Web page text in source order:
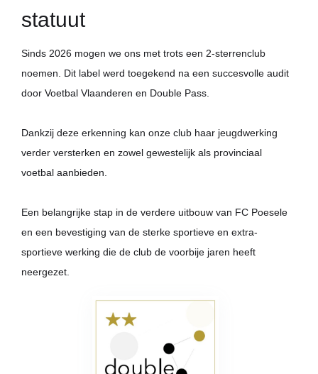
statuut
Sinds 2026 mogen we ons met trots een 2-sterrenclub
noemen. Dit label werd toegekend na een succesvolle audit
door Voetbal Vlaanderen en Double Pass.
Dankzij deze erkenning kan onze club haar jeugdwerking
verder versterken en zowel gewestelijk als provinciaal
voetbal aanbieden.
Een belangrijke stap in de verdere uitbouw van FC Poesele
en een bevestiging van de sterke sportieve en extra-
sportieve werking die de club de voorbije jaren heeft
neergezet.